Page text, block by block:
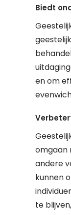
Biedt
en om
omgaan
andere
kunnen
te